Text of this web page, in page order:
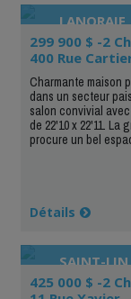
LANORAIE
299 900 $ -2
400 Rue
Charmante maison
dans un secteur
salon convivial
de 22'10 x 22'11.
procure un bel
Détails
SAINT-LIN
425 000 $ -2